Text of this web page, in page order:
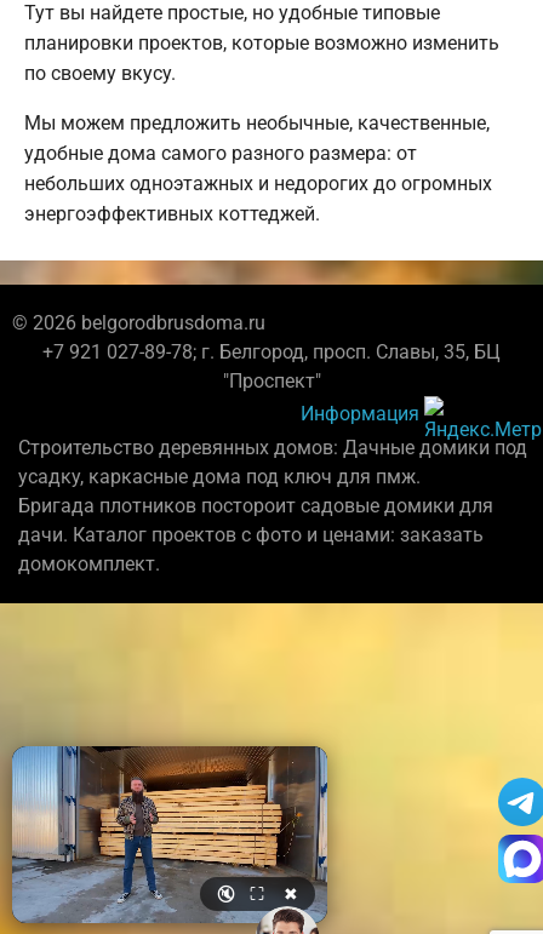
Тут вы найдете простые, но удобные типовые
планировки проектов, которые возможно изменить
по своему вкусу.
Мы можем предложить необычные, качественные,
удобные дома самого разного размера: от
небольших одноэтажных и недорогих до огромных
энергоэффективных коттеджей.
© 2026 belgorodbrusdoma.ru
+7 921 027-89-78; г. Белгород, просп. Славы, 35, БЦ
"Проспект"
Информация
Строительство деревянных домов: Дачные домики под
усадку, каркасные дома под ключ для пмж.
Бригада плотников постороит садовые домики для
дачи. Каталог проектов с фото и ценами: заказать
домокомплект.
🔇 ⛶ ✖